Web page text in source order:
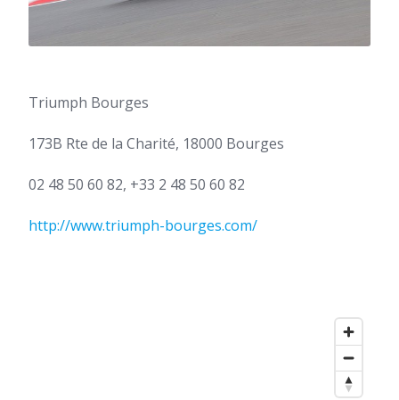
Triumph Bourges
173B Rte de la Charité, 18000 Bourges
02 48 50 60 82, +33 2 48 50 60 82
http://www.triumph-bourges.com/